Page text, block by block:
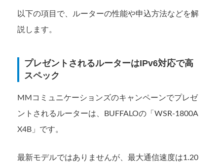
以下の項目で、ルーターの性能や申込方法などを解
説します。
プレゼントされるルーターはIPv6対応で高
スペック
MMコミュニケーションズのキャンペーンでプレゼ
ントされるルーターは、BUFFALOの「WSR-1800A
X4B」です。
最新モデルではありませんが、最大通信速度は1.20